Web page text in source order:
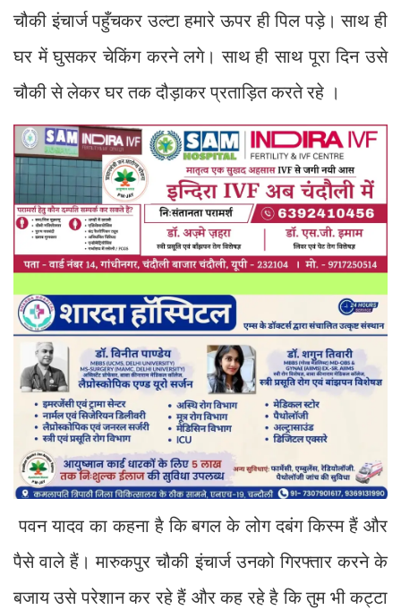
चौकी इंचार्ज पहुँचकर उल्टा हमारे ऊपर ही पिल पड़े। साथ ही
घर में घुसकर चेकिंग करने लगे। साथ ही साथ पूरा दिन उसे
चौकी से लेकर घर तक दौड़ाकर प्रताड़ित करते रहे ।
पवन यादव का कहना है कि बगल के लोग दबंग किस्म हैं और
पैसे वाले हैं। मारुकपुर चौकी इंचार्ज उनको गिरफ्तार करने के
बजाय उसे परेशान कर रहे हैं और कह रहे है कि तुम भी कट्टा